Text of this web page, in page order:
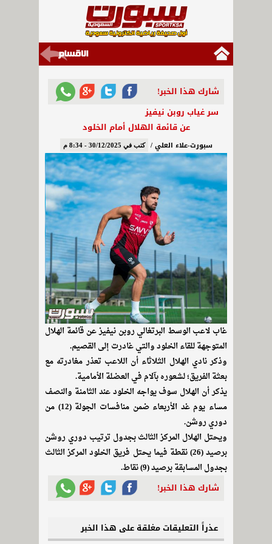
شارك هذا الخبر!
سر غياب روبن نيفيز
عن قائمة الهلال أمام الخلود
سبورت-علاء العلي / كتب في 30/12/2025 - 8:34 م
غاب لاعب الوسط البرتغالي روبن نيفيز عن قائمة الهلال
المتوجهة للقاء الخلود والتي غادرت إلى القصيم.
وذكر نادي الهلال الثلاثاء أن اللاعب تعذر مغادرته مع
بعثة الفريق؛ لشعوره بآلام في العضلة الأمامية.
يذكر أن الهلال سوف يواجه الخلود عند الثامنة والنصف
مساء يوم غد الأربعاء ضمن منافسات الجولة (12) من
دوري روشن.
ويحتل الهلال المركز الثالث بجدول ترتيب دوري روشن
برصيد (26) نقطة فيما يحتل فريق الخلود المركز الثالث
بجدول المسابقة برصيد (9) نقاط.
شارك هذا الخبر!
عذراً التعليقات مغلقة على هذا الخبر